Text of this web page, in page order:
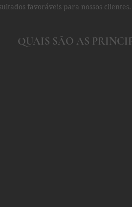
favoráveis para nossos clientes.
QUAIS SÃO AS